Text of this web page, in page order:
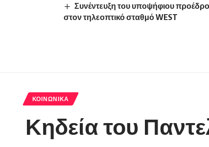
Συνέντευξη του υποψήφιου
στον τηλεοπτικό σταθμό WEST
ΚΟΙΝΩΝΙΚΆ
Κηδεία του